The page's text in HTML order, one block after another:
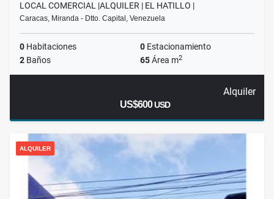
LOCAL COMERCIAL |ALQUILER | EL HATILLO |
Caracas, Miranda - Dtto. Capital, Venezuela
0 Habitaciones 0 Estacionamiento
2 Baños 65Área m2
Alquiler
US$600USD
ALQUILER